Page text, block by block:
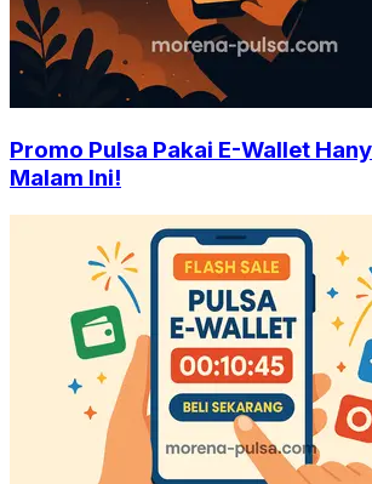
Promo Pulsa Pakai E-Wallet
Malam Ini!